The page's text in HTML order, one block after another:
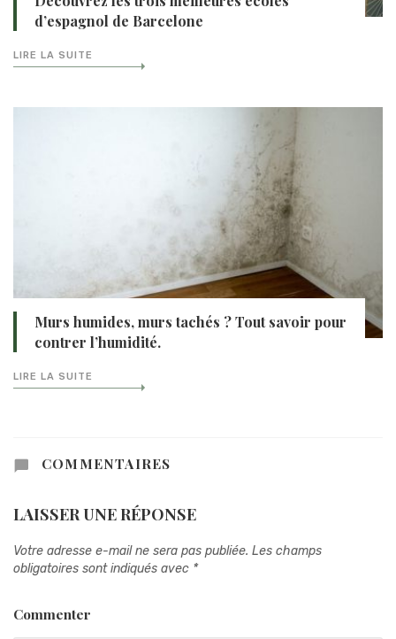
d’espagnol de Barcelone
LIRE LA SUITE
Murs humides, murs tachés ? Tout savoir pour
contrer l’humidité.
LIRE LA SUITE
COMMENTAIRES
LAISSER UNE RÉPONSE
Votre adresse e-mail ne sera pas publiée. Les champs
obligatoires sont indiqués avec *
Commenter